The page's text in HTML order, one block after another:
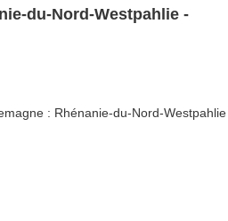
du-Nord-Westpahlie -